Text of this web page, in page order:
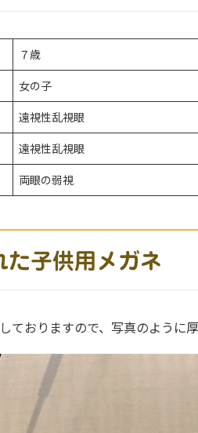
７歳
女の子
遠視性乱視眼
遠視性乱視眼
両眼の弱視
た子供用メガネ
ておりますので、写真のように